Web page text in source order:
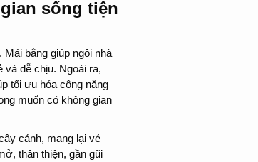
sống tiện
bằng giúp ngôi nhà
và dễ chịu. Ngoài ra,
tối ưu hóa công năng
muốn có không gian
cảnh, mang lại vẻ
thân thiện, gần gũi